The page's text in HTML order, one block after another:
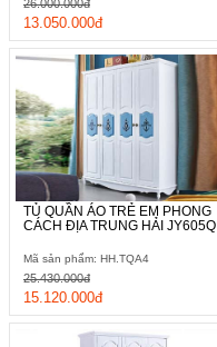
13.050.000đ
26.000.000đ
TỦ QUẦN ÁO TRẺ EM PHONG
CÁCH ĐỊA TRUNG HẢI JY605Q
Mã sản phẩm: HH.TQA4
15.120.000đ
25.430.000đ